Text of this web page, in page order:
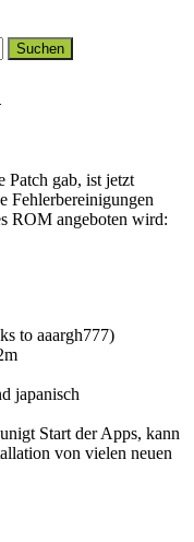
Patch gab, ist jetzt
Fehlerbereinigungen
ROM angeboten wird:
to aaargh777)
japanisch
Start der Apps, kann
von vielen neuen